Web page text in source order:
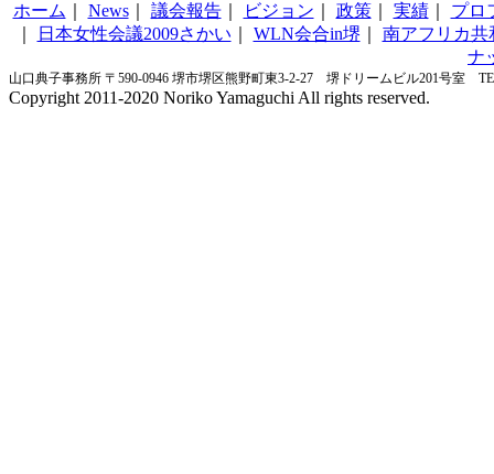
ホーム News｜ 議会報告｜ ビジョン 政策｜ 実績｜ プロ
日本女性会議2009さかい WLN会合in堺
南アフリカ共
ナ
山口典子事務所 〒590-0946 堺市堺区熊野町東3-2-27 堺ドリームビル201号室
Copyright 2011-2020 Noriko Yamaguchi All rights reserved.